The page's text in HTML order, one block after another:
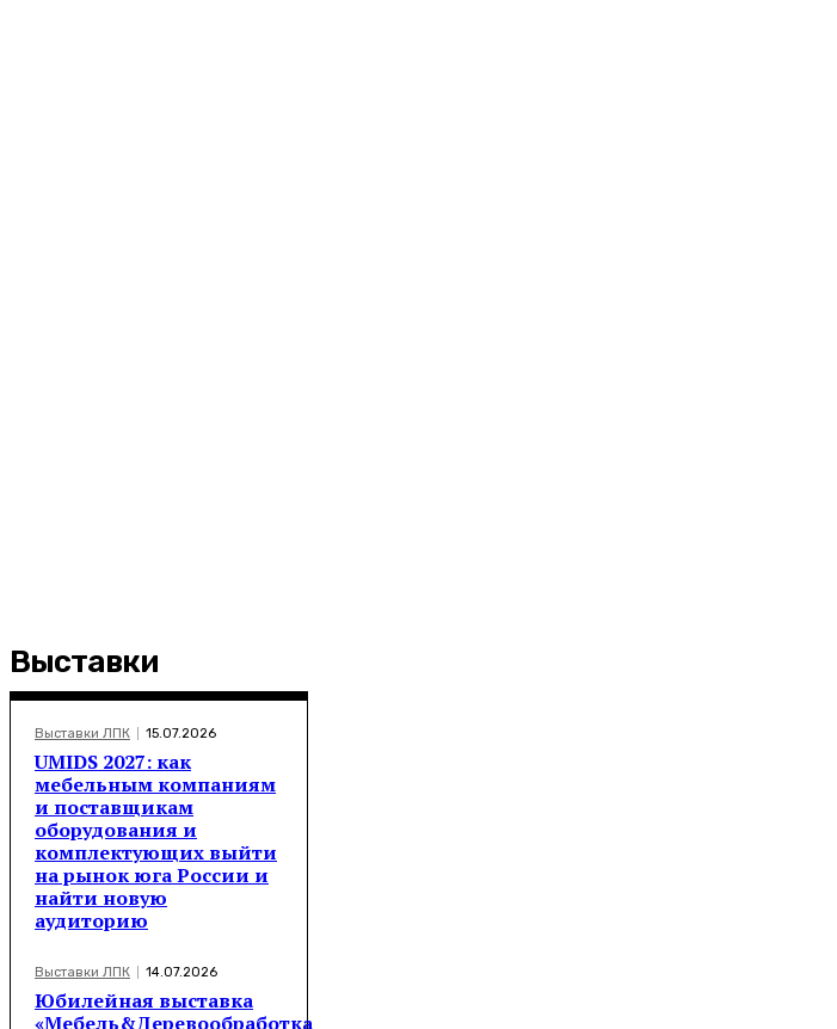
Выставки
Выставки ЛПК 15.07.2026
UMIDS 2027: как
мебельным компаниям
и поставщикам
оборудования и
комплектующих выйти
на рынок юга России и
найти новую
аудиторию
Выставки ЛПК 14.07.2026
Юбилейная выставка
«Мебель&Деревообработка